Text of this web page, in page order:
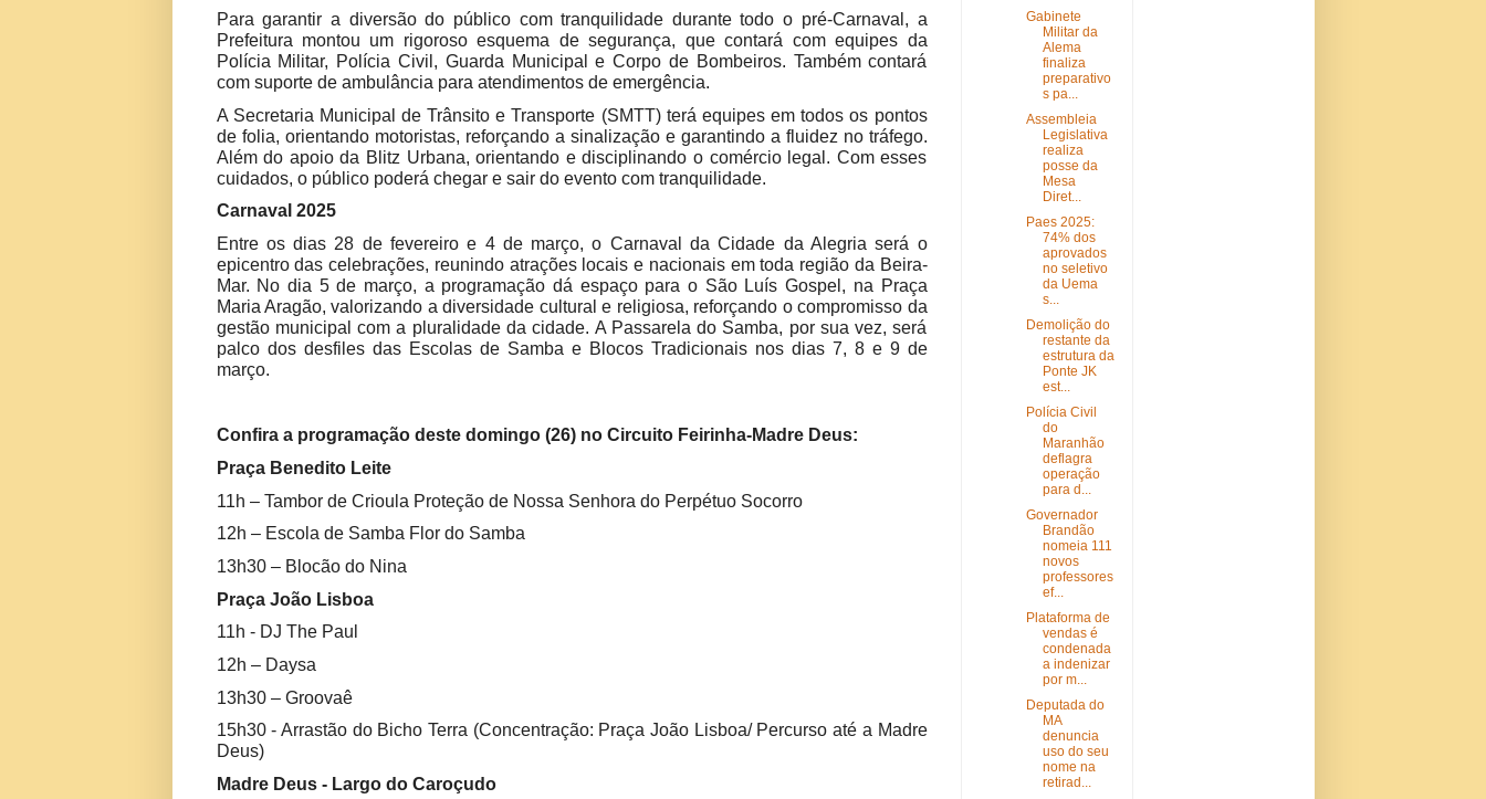
Para garantir a diversão do público com tranquilidade durante todo o pré-Carnaval, a
Prefeitura montou um rigoroso esquema de segurança, que contará com equipes da
Polícia Militar, Polícia Civil, Guarda Municipal e Corpo de Bombeiros. Também contará
com suporte de ambulância para atendimentos de emergência.
A Secretaria Municipal de Trânsito e Transporte (SMTT) terá equipes em todos os pontos
de folia, orientando motoristas, reforçando a sinalização e garantindo a fluidez no tráfego.
Além do apoio da Blitz Urbana, orientando e disciplinando o comércio legal. Com esses
cuidados, o público poderá chegar e sair do evento com tranquilidade.
Carnaval 2025
Entre os dias 28 de fevereiro e 4 de março, o Carnaval da Cidade da Alegria será o
epicentro das celebrações, reunindo atrações locais e nacionais em toda região da Beira-
Mar. No dia 5 de março, a programação dá espaço para o São Luís Gospel, na Praça
Maria Aragão, valorizando a diversidade cultural e religiosa, reforçando o compromisso da
gestão municipal com a pluralidade da cidade. A Passarela do Samba, por sua vez, será
palco dos desfiles das Escolas de Samba e Blocos Tradicionais nos dias 7, 8 e 9 de
março.
Confira a programação deste domingo (26) no Circuito Feirinha-Madre Deus:
Praça Benedito Leite
11h – Tambor de Crioula Proteção de Nossa Senhora do Perpétuo Socorro
12h – Escola de Samba Flor do Samba
13h30 – Blocão do Nina
Praça João Lisboa
11h - DJ The Paul
12h – Daysa
13h30 – Groovaê
15h30 - Arrastão do Bicho Terra (Concentração: Praça João Lisboa/ Percurso até a Madre
Deus)
Madre Deus - Largo do Caroçudo
Gabinete
Militar da
Alema
finaliza
preparativo
s pa...
Assembleia
Legislativa
realiza
posse da
Mesa
Diret...
Paes 2025:
74% dos
aprovados
no seletivo
da Uema
s...
Demolição do
restante da
estrutura da
Ponte JK
est...
Polícia Civil
do
Maranhão
deflagra
operação
para d...
Governador
Brandão
nomeia 111
novos
professores
ef...
Plataforma de
vendas é
condenada
a indenizar
por m...
Deputada do
MA
denuncia
uso do seu
nome na
retirad...